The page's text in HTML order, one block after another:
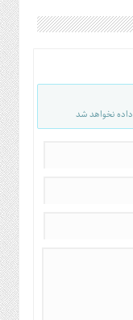
نخواهد شد